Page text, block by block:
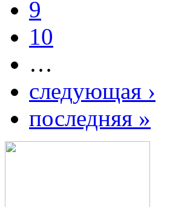
9
10
…
следующая ›
последняя »